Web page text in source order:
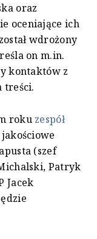
oraz
oceniające ich
wdrożony
on m.in.
kontaktów z
treści.
roku zespół
(szef
Patryk
Jacek